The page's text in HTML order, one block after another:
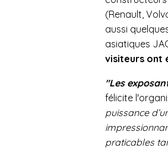
(Renault,
aussi
asiatiques
visiteurs ont
"Les
félicite
puissance
praticables